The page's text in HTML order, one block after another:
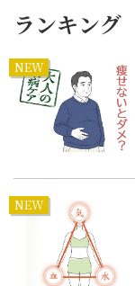
ランキング
NEW
NEW